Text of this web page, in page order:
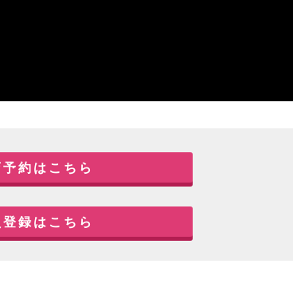
約はこちら
録はこちら